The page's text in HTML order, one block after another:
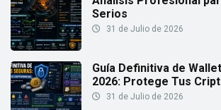
Serios
31 de Julio de 2026
Guía Definitiva de
2026: Protege Tus
31 de Julio de 2026